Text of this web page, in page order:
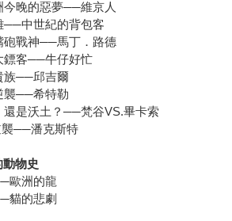
今晚的惡夢──維京人
──中世紀的背包客
砲戰神──馬丁．路德
鏢客──牛仔好忙
族──邱吉爾
襲──希特勒
還是沃土？──梵谷VS.畢卡索
襲──潘克斯特
物史
歐洲的龍
貓的悲劇